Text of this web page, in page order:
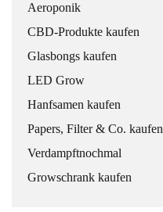
Aeroponik
CBD-Produkte kaufen
Glasbongs kaufen
LED Grow
Hanfsamen kaufen
Papers, Filter & Co. kaufen
Verdampftnochmal
Growschrank kaufen